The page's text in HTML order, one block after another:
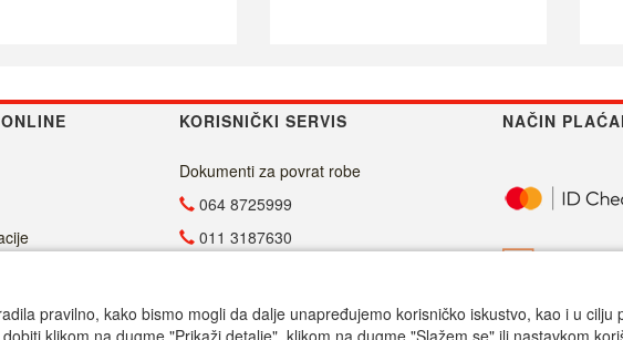
KORISNIČKI SERVIS NAČIN
Dokumenti za povrat robe
064 8725999
011 3187630
info@malasrpskaprodavnica.com
pravilno, kako bismo mogli da dalje unapređujemo korisničko iskustvo, kao i u cilju
klikom na dugme "Prikaži detalje". klikom na dugme "Slažem se" ili nastavkom